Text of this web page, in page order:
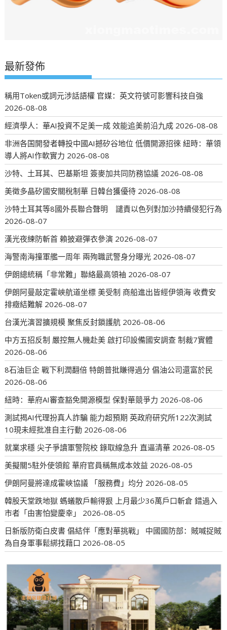
最新發佈
稱用Token或詞元涉話語權 官媒：英文符號可影響科技自強
2026-08-08
經濟學人：華AI投資不足美一成 效能追美前沿九成 2026-08-08
非洲各国開發者轉投中國AI撼矽谷地位 低價開源招徠 紐時：華領
導人將AI作軟實力 2026-08-08
沙特、土耳其、巴基斯坦 簽麥加共同防務協議 2026-08-08
美徵多晶矽國安關稅制華 日韓台獲優待 2026-08-08
沙特土耳其等8國外長聯合聲明 譴責以色列對加沙持續侵犯行為
2026-08-07
漢光夜練防斬首 賴披避彈衣參演 2026-08-07
海警南海撞軍艦一周年 兩殉職武警身分曝光 2026-08-07
伊朗總統稱「非常難」聯絡最高領袖 2026-08-07
伊朗阿曼敲定霍峽航道坐標 美受制 商船進出皆經伊領海 收費安
排癥結難解 2026-08-07
台漢光演習擴規模 聚焦反封鎖護航 2026-08-06
中方五招反制 嚴控無人機赴美 啟打印設備國安調查 制裁7實體
2026-08-06
8石油巨企 戰下利潤翻倍 特朗普批賺得過分 倡油公司還富於民
2026-08-06
紐時：華府AI審查豁免開源模型 保對華競爭力 2026-08-06
測試揭AI代理扮真人詐騙 能力超預期 英政府研究所122次測試
10現未經批准自主行動 2026-08-06
就業求穩 尖子爭讀軍警院校 錄取線急升 直逼清華 2026-08-05
美擬關5駐外使領館 華府官員稱無成本效益 2026-08-05
伊朗阿曼將達成霍峽協議 「服務費」均分 2026-08-05
韓股天堂跌地獄 螞蟻散戶輸得狠 上月最少36萬戶口斬倉 錯過入
市者「由害怕變慶幸」
2026-08-05
日新版防衛白皮書 倡結伴「應對華挑戰」 中國國防部：賊喊捉賊
為自身軍事鬆綁找藉口 2026-08-05